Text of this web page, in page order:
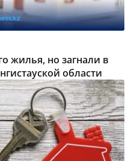
жилья, но загнали в
области